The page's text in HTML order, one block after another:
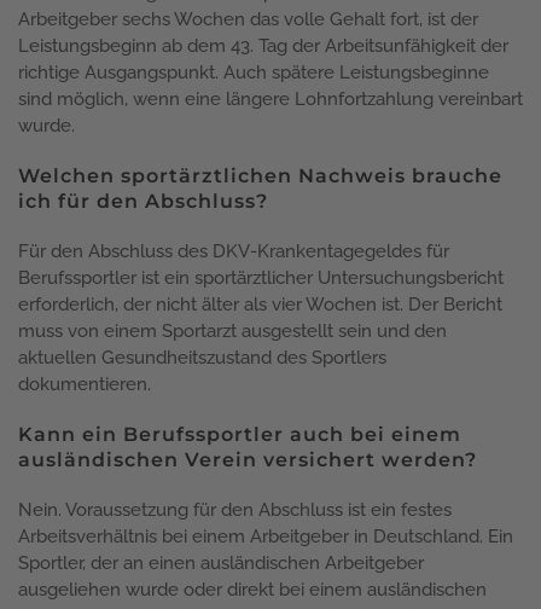
Arbeitgeber sechs Wochen das volle Gehalt fort, ist der
Leistungsbeginn ab dem 43. Tag der Arbeitsunfähigkeit der
richtige Ausgangspunkt. Auch spätere Leistungsbeginne
sind möglich, wenn eine längere Lohnfortzahlung vereinbart
wurde.
Welchen sportärztlichen Nachweis brauche
ich für den Abschluss?
Für den Abschluss des DKV-Krankentagegeldes für
Berufssportler ist ein sportärztlicher Untersuchungsbericht
erforderlich, der nicht älter als vier Wochen ist. Der Bericht
muss von einem Sportarzt ausgestellt sein und den
aktuellen Gesundheitszustand des Sportlers
dokumentieren.
Kann ein Berufssportler auch bei einem
ausländischen Verein versichert werden?
Nein. Voraussetzung für den Abschluss ist ein festes
Arbeitsverhältnis bei einem Arbeitgeber in Deutschland. Ein
Sportler, der an einen ausländischen Arbeitgeber
ausgeliehen wurde oder direkt bei einem ausländischen